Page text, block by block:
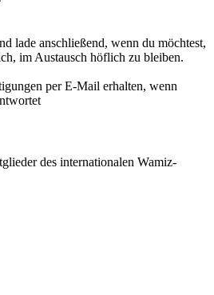
lade anschließend, wenn du möchtest,
im Austausch höflich zu bleiben.
per E-Mail erhalten, wenn
des internationalen Wamiz-